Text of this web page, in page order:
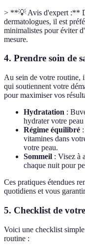
> **💡 Avis d'expert :**
dermatologues, il est
minimalistes pour éviter
mesure.
4. Prendre soin de
Au sein de votre routine,
qui soutiennent votre
pour maximiser vos
Hydratation :
hydrater votre
Régime équilibré
vitamines dans
votre peau.
Sommeil : Visez à
chaque nuit pour
Ces pratiques étendues
quotidiens et vous
5. Checklist de
Voici une checklist
routine :